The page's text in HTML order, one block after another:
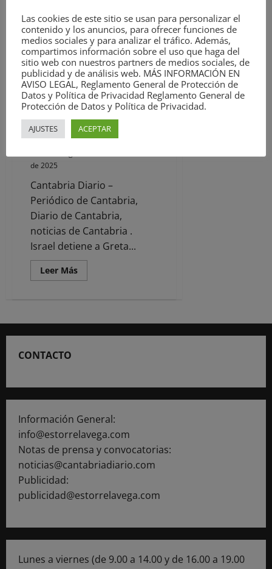
de
UGT
destaca
que
en
Cantabria
se
destruye
en
septiembre
el
empleo
muy
temporal
de
jóvenes
verano
Noticias
Israel detiene a Greta Thunberg
e intercepta a la flotilla que
intentaba llegar a Gaza
de 2025
Cantabria Diario –
Periódico de Cantabria,
Diario de Cantabria,
noticias de Cantabria .
Israel detiene a Greta...
Leer MásLeer
más
a
Thunberg
que
intentaba
a
Gaza
CONTACTO
Información General:
info@estorrelavega.com
Notas de prensa y convocatorias:
noticias@cantabriadiario.com
Publicidad:
publicidad@estorrelavega.com
Lunes a viernes (de 9.00 a 14.00 y de 16.00 a 19.00
Las cookies de este sitio se usan para personalizar el
contenido y los anuncios, para ofrecer funciones de
medios sociales y para analizar el tráfico. Además,
compartimos información sobre el uso que haga del
sitio web con nuestros partners de medios sociales, de
publicidad y de análisis web. MÁS INFORMACIÓN EN
AVISO LEGAL, Reglamento General de Protección de
Datos y Política de Privacidad Reglamento General de
Protección de Datos y Política de Privacidad.
AJUSTES ACEPTAR